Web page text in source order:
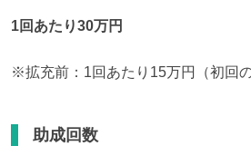
1回あたり30万円
※拡充前：1回あたり15万円（初回の
助成回数